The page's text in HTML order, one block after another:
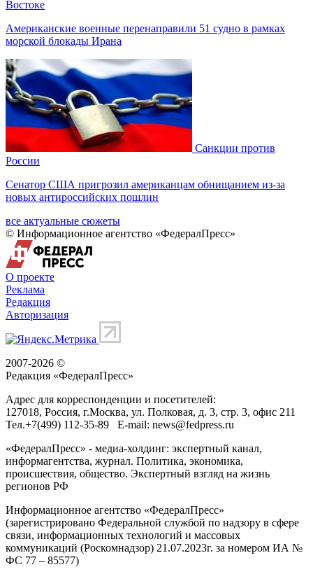
Востоке
Американские военные перенаправили 51 судно в рамках
морской блокады Ирана
Санкции против
России
Сенатор США пригрозил американцам обнищанием из-за
новых антироссийских пошлин
все актуальные сюжеты
© Информационное агентство «ФедералПресс»
О проекте
Реклама
Редакция
Авторизация
2007-2026 ©
Редакция «ФедералПресс»
Адрес для корреспонденции и посетителей:
127018, Россия, г.Москва, ул. Полковая, д. 3, стр. 3, офис 211
Тел.+7(499) 112-35-89 E-mail: news@fedpress.ru
«ФедералПресс» - медиа-холдинг: экспертный канал,
информагентства, журнал. Политика, экономика,
происшествия, общество. Экспертный взгляд на жизнь
регионов РФ
Информационное агентство «ФедералПресс»
(зарегистрировано Федеральной службой по надзору в сфере
связи, информационных технологий и массовых
коммуникаций (Роскомнадзор) 21.07.2023г. за номером ИА №
ФС 77 – 85577)